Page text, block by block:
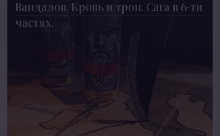
Вандалов. Кровь и трон. Сага в 6-ти
частях.